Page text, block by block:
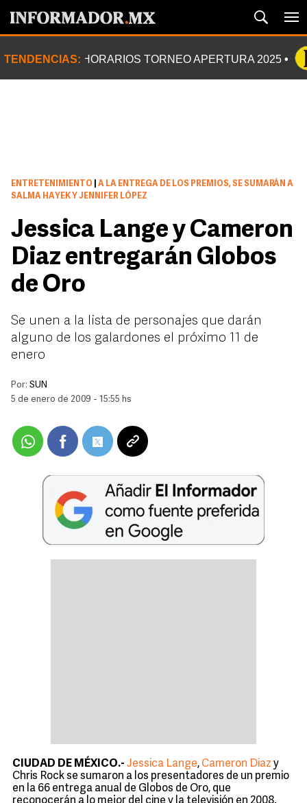
TENDENCIAS: HORARIOS TORNEO APERTURA 2025
ENTRETENIMIENTO
A LA ENTREGA DE LOS PREMIOS, SE SUMARÁN A
SALMA HAYEK Y JENNIFER LÓPEZ
Jessica Lange y Cameron
Diaz entregarán Globos
de Oro
Se unen a la lista de personajes que darán
alguno de los galardones el próximo 11 de
enero
Por: SUN
5 de enero de 2009 - 15:55 hs
CIUDAD DE MÉXICO.- Jessica Lange, Cameron Diaz y
Chris Rock se sumaron a los presentadores de un premio
en la 66 entrega anual de Globos de Oro, que